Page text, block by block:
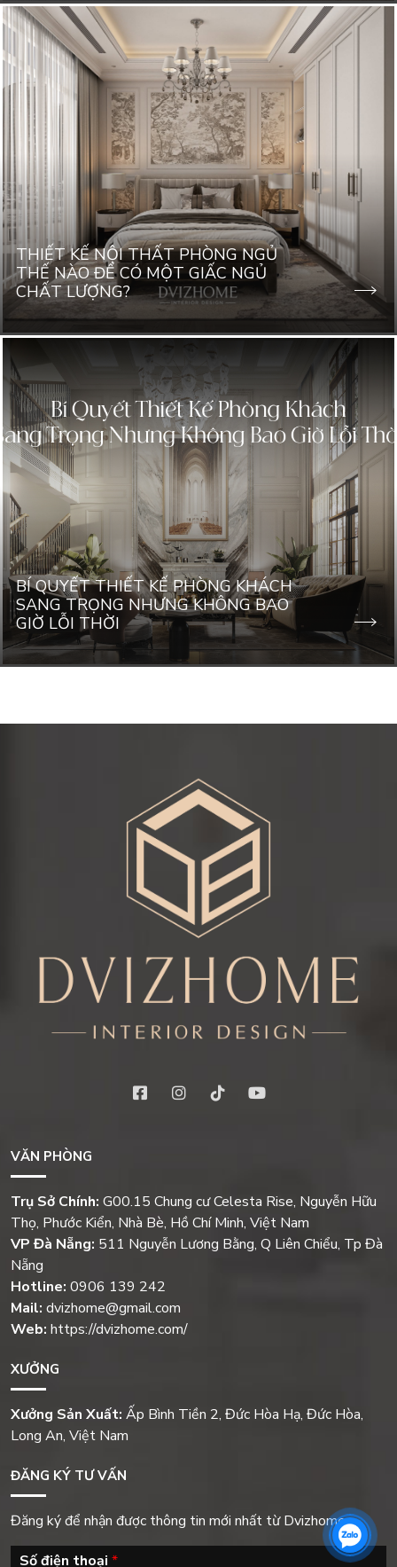
THIẾT KẾ NỘI THẤT PHÒNG NGỦ
THẾ NÀO ĐỂ CÓ MỘT GIẤC NGỦ
CHẤT LƯỢNG?
BÍ QUYẾT THIẾT KẾ PHÒNG KHÁCH
SANG TRỌNG NHƯNG KHÔNG BAO
GIỜ LỖI THỜI
VĂN PHÒNG
Trụ Sở Chính: G00.15 Chung cư Celesta Rise, Nguyễn Hữu
Thọ, Phước Kiển, Nhà Bè, Hồ Chí Minh, Việt Nam
VP Đà Nẵng: 511 Nguyễn Lương Bằng, Q Liên Chiểu, Tp Đà
Nẵng
Hotline: 0906 139 242
Mail: dvizhome@gmail.com
Web: https://dvizhome.com/
XƯỞNG
Xưởng Sản Xuất: Ấp Bình Tiền 2, Đức Hòa Hạ, Đức Hòa,
Long An, Việt Nam
ĐĂNG KÝ TƯ VẤN
Đăng ký để nhận được thông tin mới nhất từ Dvizhome
Số điện thoại *